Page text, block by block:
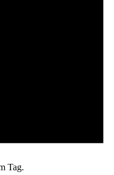
Tag.